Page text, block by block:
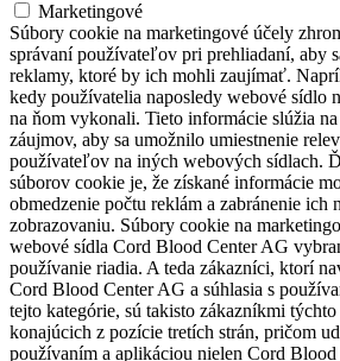
Marketingové
Súbory cookie na marketingové účely
správaní používateľov pri prehliadaní, aby
reklamy, ktoré by ich mohli zaujímať.
kedy používatelia naposledy webové sídlo
na ňom vykonali. Tieto informácie slúžia
záujmov, aby sa umožnilo umiestnenie
používateľov na iných webových sídlach.
súborov cookie je, že získané informácie
obmedzenie počtu reklám a zabránenie ich
zobrazovaniu. Súbory cookie na
webové sídla Cord Blood Center AG
používanie riadia. A teda zákazníci, ktorí
Cord Blood Center AG a súhlasia s
tejto kategórie, sú takisto zákazníkmi
konajúcich z pozície tretích strán, pričom
používaním a aplikáciou nielen Cord